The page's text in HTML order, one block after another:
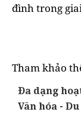
đình trong
Tham khảo
Đa dạng
Văn hóa -